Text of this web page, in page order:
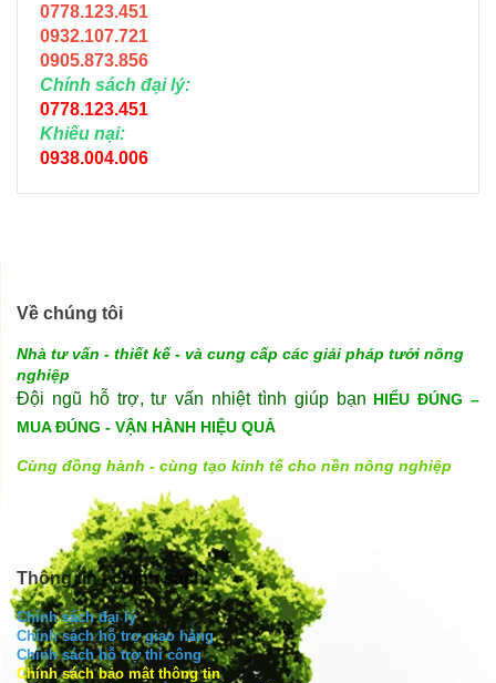
0778.123.451
0932.107.721
0905.873.856
Chính sách đại lý:
0778.123.451
Khiếu nại:
0938.004.006
Về chúng tôi
Nhà tư vấn - thiết kế - và cung cấp các giải pháp tưới nông
nghiệp
Đội ngũ hỗ trợ, tư vấn nhiệt tình giúp bạn HIỂU ĐÚNG –
MUA ĐÚNG - VẬN HÀNH HIỆU QUẢ
Cùng đồng hành - cùng tạo kinh tế cho nền nông nghiệp
Thông tin - chính sách
Chính sách đại lý
Chính sách hỗ trợ giao hàng
Chính sách hỗ trợ thi công
Chính sách bảo mật thông tin